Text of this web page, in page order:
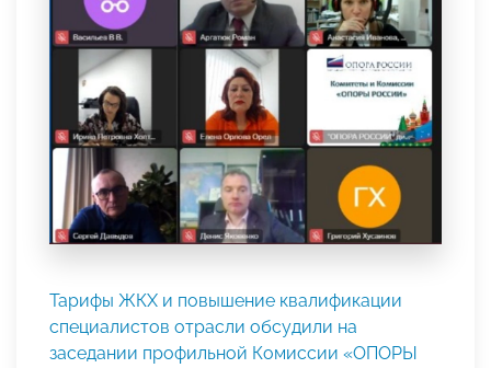
Тарифы ЖКХ и повышение квалификации
специалистов отрасли обсудили на
заседании профильной Комиссии «ОПОРЫ